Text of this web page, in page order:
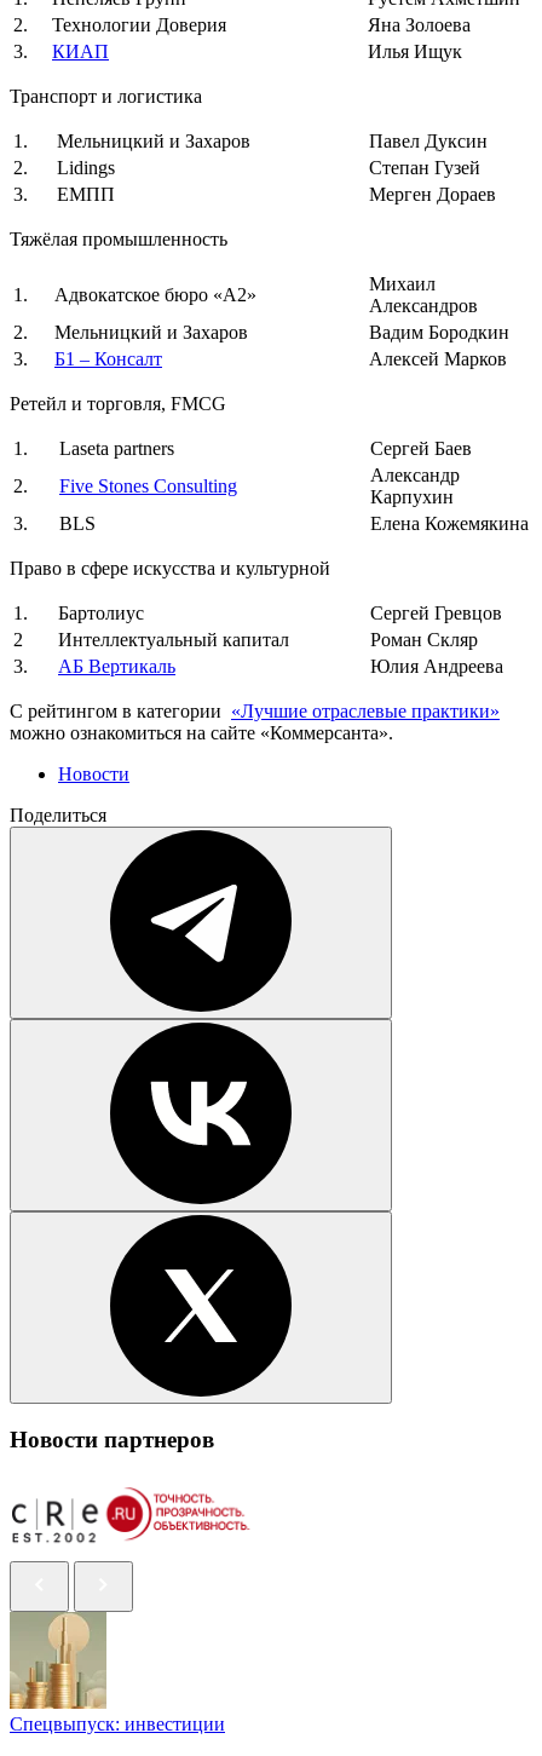
2.
Технологии Доверия
Яна Золоева
3.
КИАП Илья Ищук
Транспорт и логистика
1. Мельницкий и Захаров
Павел Дуксин
2.
Lidings
Степан Гузей
3.
ЕМПП Мерген Дораев
Тяжёлая промышленность
1. Адвокатское бюро «А2»
Михаил
Александров
2.
Мельницкий и Захаров
Вадим Бородкин
3.
Б1 – Консалт Алексей Марков
Ретейл и торговля, FMCG
1. Laseta partners
Сергей Баев
2.
Five Stones Consulting
Александр
Карпухин
3.
BLS Елена Кожемякина
Право в сфере искусства и культурной
1. Бартолиус
Сергей Гревцов
2
Интеллектуальный капитал
Роман Скляр
3.
АБ Вертикаль Юлия Андреева
С рейтингом в категории «Лучшие отраслевые практики»
можно ознакомиться на сайте «Коммерсанта».
Новости
Поделиться
Новости партнеров
Спецвыпуск: инвестиции